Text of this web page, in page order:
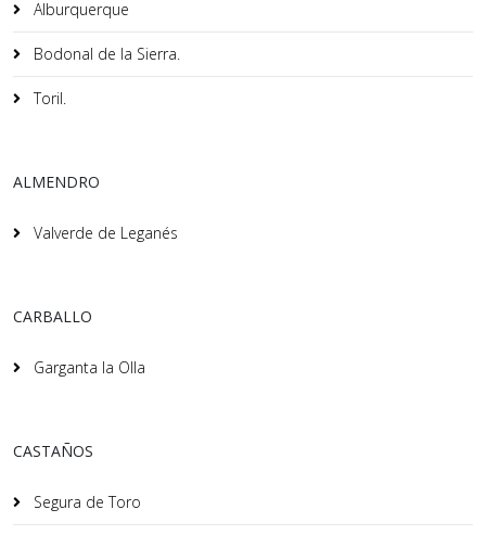
Alburquerque
Bodonal de la Sierra.
Toril.
ALMENDRO
Valverde de Leganés
CARBALLO
Garganta la Olla
CASTAÑOS
Segura de Toro